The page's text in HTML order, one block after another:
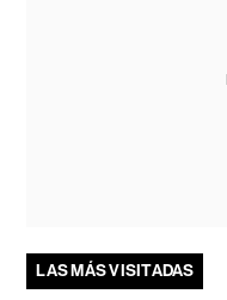
LAS MÁS VISITADAS